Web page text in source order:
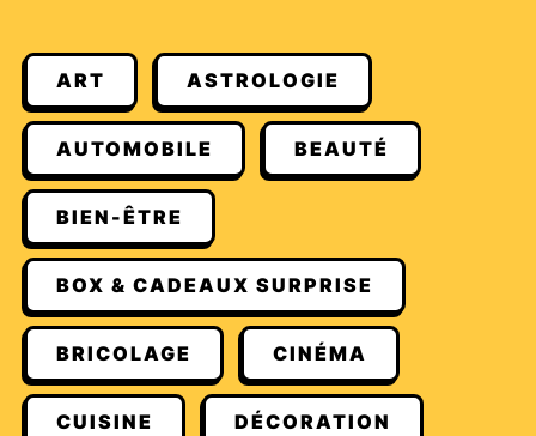
ART ASTROLOGIE
AUTOMOBILE BEAUTÉ
BIEN-ÊTRE
BOX & CADEAUX SURPRISE
BRICOLAGE CINÉMA
CUISINE DÉCORATION